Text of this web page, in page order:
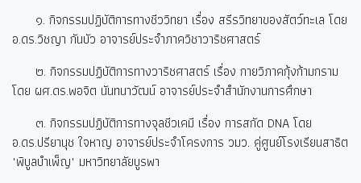
๑. กิจกรรมปฏิบัติการทางชีววิทยา เรื่อง สรีรวิทยาของสัตว์ทะเล โดย
อ.ดร.วิชญา กันบัว อาจารย์ประจำภาควิชาวาริชศาสตร์
๒. กิจกรรมปฏิบัติการทางวาริชศาสตร์ เรื่อง กายวิภาคกุ้งก้ามกราม
โดย ผศ.ดร.พอจิต นันทนาวัฒน์ อาจารย์ประจำสำนักงานการศึกษา
๓. กิจกรรมปฏิบัติการทางจุลชีวเคมี เรื่อง การสกัด DNA โดย
อ.ดร.ปรียานุช ใจหาญ อาจารย์ประจำโครงการ วมว. คู่ศูนย์โรงเรียนสาธิต
"พิบูลบำเพ็ญ" มหาวิทยาลัยบูรพา